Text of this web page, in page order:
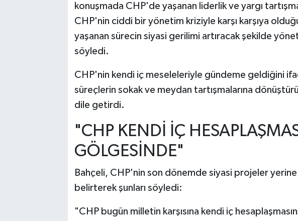
konuşmada CHP'de yaşanan liderlik ve yargı
CHP'nin ciddi bir yönetim kriziyle karşı karşıya
yaşanan sürecin siyasi gerilimi artıracak şekilde
söyledi.
CHP'nin kendi iç meseleleriyle gündeme geldiğini
süreçlerin sokak ve meydan tartışmalarına
dile getirdi.
"CHP KENDİ İÇ
GÖLGESİNDE"
Bahçeli, CHP'nin son dönemde siyasi projeler yerine
belirterek şunları söyledi:
"CHP bugün milletin karşısına kendi iç